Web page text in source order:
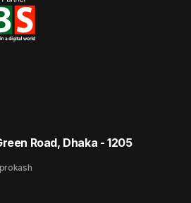
Road, Dhaka - 1205